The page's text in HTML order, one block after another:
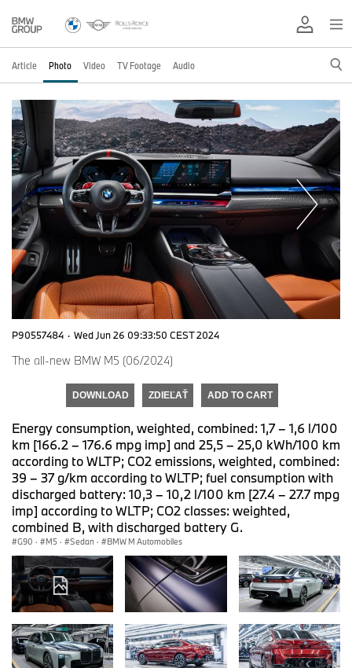
Article Photo Video TV Footage Audio
P90557484 · Wed Jun 26 09:33:50 CEST 2024
The all-new BMW M5 (06/2024)
DOWNLOAD ZDIEĽAŤ ADD TO CART
Energy consumption, weighted, combined: 1,7 – 1,6 l/100
km [166.2 – 176.6 mpg imp] and 25,5 – 25,0 kWh/100 km
according to WLTP; CO2 emissions, weighted, combined:
39 – 37 g/km according to WLTP; fuel consumption with
discharged battery: 10,3 – 10,2 l/100 km [27.4 – 27.7 mpg
imp] according to WLTP; CO2 classes: weighted,
combined B, with discharged battery G.
G90 · M5 · Sedan · BMW M Automobiles